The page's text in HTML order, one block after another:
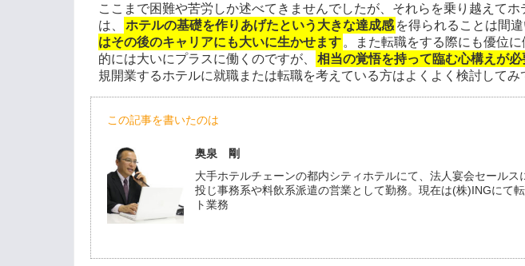
ここまで困難や苦労しか述べてきませんでしたが、それらを乗り越えてホ
は、
ホテルの基礎を作りあげたという大きな達成感 を得られることは間
はその後のキャリアにも大いに生かせます 。また転職をする際にも優位
的には大いにプラスに働くのですが、
相当の覚悟を持って臨む心構えが必
規開業するホテルに就職または転職を考えている方はよくよく検討してみ
この記事を書いたのは
奥泉 剛
大手ホテルチェーンの都内シティホテルにて、法人宴会セール
投じ事務系や料飲系派遣の営業として勤務。現在は(株)INGにて
ト業務